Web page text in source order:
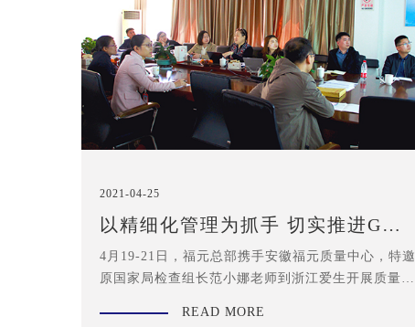
2021-04-25
以精细化管理为抓手 切实推进GMP
常态化
4月19-21日，福元总部携手安徽福元质量中心，特邀
原国家局检查组长范小娜老师到浙江爱生开展质量检
READ MORE